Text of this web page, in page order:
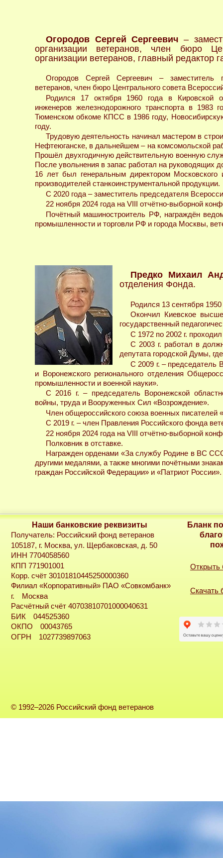
Огородов Сергей Сергеевич –
организации ветеранов, член бюро
организации ветеранов, главный редактор
Огородов Сергей Сергеевич – заместитель
ветеранов, член бюро Центрального совета
Родился 17 октября 1960 года в Кировской
инженеров железнодорожного транспорта в 1983
Тюменском обкоме КПСС в 1986 году,
году.
Трудовую деятельность начинал мастером в
Нефтеюганске, в дальнейшем – на комсомольской
Прошёл двухгодичную действительную военную
После увольнения в запас работал на руководящих
16 лет был генеральным директором Московского
производителей станкоинструментальной продукции.
С 2020 года – заместитель председателя
22 ноября 2024 года на VIII отчётно-выборной
Почётный машиностроитель РФ, награждён
промышленности и торговли РФ и города Москвы,
Предко Михаил
отделения Фонда.
Родился 13 сентября
Окончил Киевское
государственный
С 1972 по 2002 г.
С 2003 г. работал в
депутата городской Думы,
С 2009 г. – председатель
и Воронежского регионального отделения
промышленности и военной науки».
С 2016 г. – председатель Воронежской
войны, труда и Вооруженных Сил «Возрождение».
Член общероссийского союза военных писателей
С 2019 г. – член Правления Российского фонда
22 ноября 2024 года на VIII отчётно-выборной
Полковник в отставке.
Награжден орденами «За службу Родине в ВС
другими медалями, а также многими почётными
граждан Российской Федерации» и «Патриот России».
Наши банковские реквизиты
Получатель: Российский фонд ветеранов
105187, г. Москва, ул. Щербаковская, д. 50
ИНН 7704058560
КПП 771901001
Корр. счёт 30101810445250000360
Филиал «Корпоративный» ПАО «Совкомбанк»
г. Москва
Расчётный счёт 40703810701000040631
БИК 044525360
ОКПО 00043765
ОГРН 1027739897063
Бланк
Открыть
Скачать
© 1992–2026 Российский фонд ветеранов